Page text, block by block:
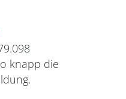
knapp die